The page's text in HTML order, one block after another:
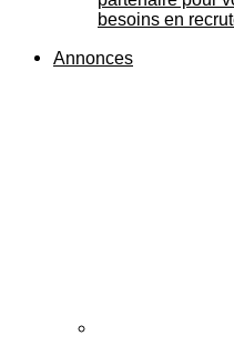
besoins en
Annonces